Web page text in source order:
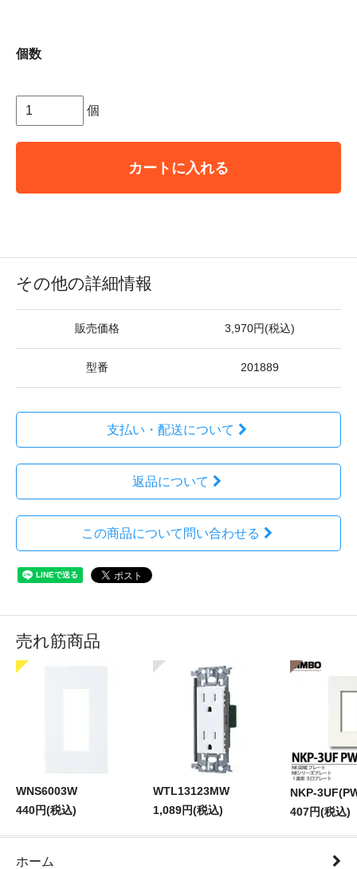
個数
個
カートに入れる
その他の詳細情報
販売価格 3,970円(税込)
型番 201889
支払い・配送について
返品について
この商品について問い合わせる
売れ筋商品
WNS6003W
440円(税込)
WTL13123MW
1,089円(税込)
NKP-
407円(税込)
ホーム